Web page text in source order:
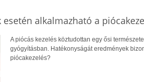
alkalmazható a
A piócás kezelés köztudottan egy ősi
gyógyításban. Hatékonyságát eredmények
piócakezelés?